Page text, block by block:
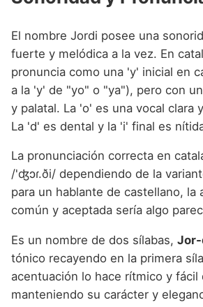
El nombre Jordi posee una
fuerte y melódica a la vez. En
pronuncia como una 'y' inicial en
a la 'y' de "yo" o "ya"), pero con
y palatal. La 'o' es una vocal clara
La 'd' es dental y la 'i' final es
La pronunciación correcta en
/'ʤɔɾ.ði/ dependiendo de la
para un hablante de castellano, la
común y aceptada sería algo
Es un nombre de dos sílabas,
tónico recayendo en la primera
acentuación lo hace rítmico y fácil
manteniendo su carácter y